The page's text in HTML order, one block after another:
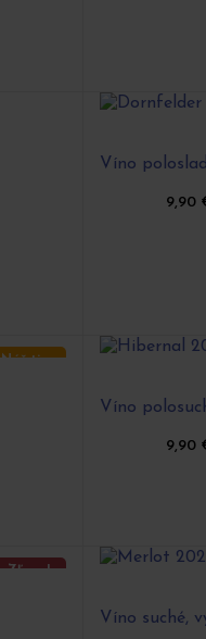
Víno
9,90
Náš tip
Víno
9,90
Zľava!
Víno suché,